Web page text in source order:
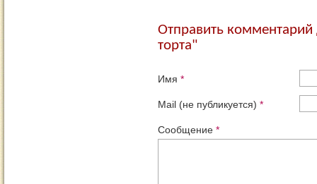
Отправить комментарий
торта"
Имя *
Mail (не публикуется) *
Сообщение *